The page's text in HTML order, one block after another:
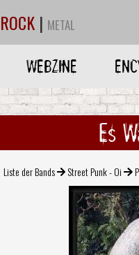
ROCK | METAL
WEBZINE
Es
Liste der Bands Street Punk - Oi